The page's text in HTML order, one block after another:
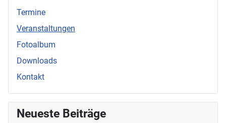
Termine
Veranstaltungen
Fotoalbum
Downloads
Kontakt
Neueste Beiträge